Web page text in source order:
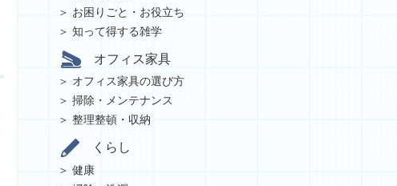
お困りごと・お役立ち
知って得する雑学
オフィス家具
オフィス家具の選び方
掃除・メンテナンス
整理整頓・収納
くらし
健康